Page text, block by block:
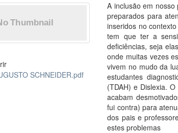
SCHNEIDER.pdf
A inclusão em
preparados para
inseridos no
tem que ter a
deficiências, seja
onde muitas vezes
vivem no mudo da
estudantes
(TDAH) e Dislexia.
acabam
fui contra) para
dos pais e
estes problemas